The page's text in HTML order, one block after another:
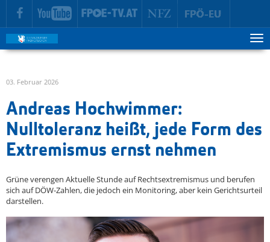
zur Hauptnavigation springen
zum Inhalt springen
03. Februar 2026
Andreas Hochwimmer:
Nulltoleranz heißt, jede Form des
Extremismus ernst nehmen
Grüne verengen Aktuelle Stunde auf Rechtsextremismus und berufen
sich auf DÖW-Zahlen, die jedoch ein Monitoring, aber kein Gerichtsurteil
darstellen.